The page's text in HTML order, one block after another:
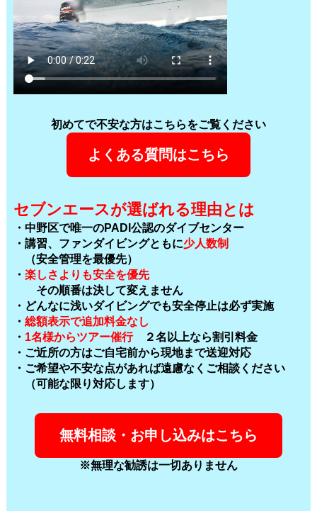
初めてで不安な方はこちらをご覧ください
よくある質問はこちら
セブンエースが選ばれる理由とは
・中野区で唯一のPADI公認のダイブセンター
・講習、ファンダイビングともに少人数制
（安全管理を最優先）
・ 楽しさよりも安全を優先
その順番は決して変えません
・どんなに浅いダイビングでも安全停止は必ず実施
・ 総額表示で追加料金なし
・ 1名様からツアー催行２名以上なら割引料金
・ご近所の方はご自宅前から現地まで送迎対応
・ご希望や不安な点があれば遠慮なくご相談ください
（可能な限り対応します）
無料相談・お申し込みはこちら
※無理な勧誘は一切ありません